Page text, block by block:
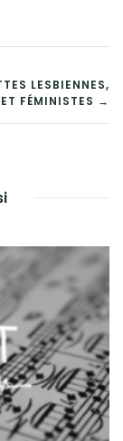
LESBIENNES,
FÉMINISTES →